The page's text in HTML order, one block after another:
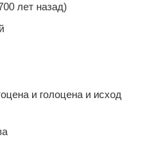
лет назад)
и голоцена и исход